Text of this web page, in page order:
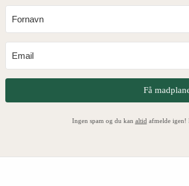
Få
Ingen spam og du kan altid afmelde igen!